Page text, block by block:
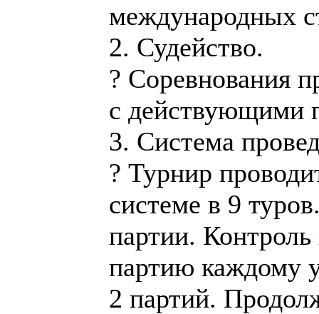
международных
2. Судейство.
? Соревнования
с
3. Система
? Турнир
системе в 9
партии.
партию каждому
2 партий.